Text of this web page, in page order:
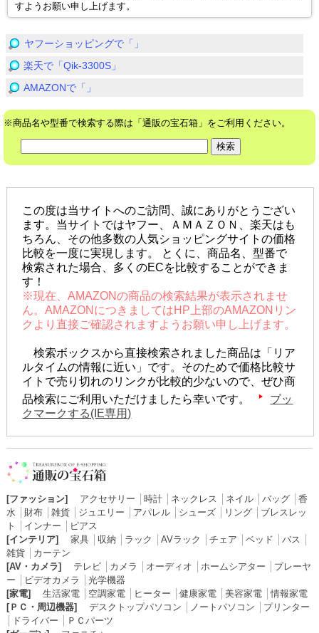
すようお願い申し上げます。
ヤフーショッピングで「」
楽天で「Qik-3300S」
AMAZONで「」
※商品名や型番で検索する際は「通販の宝石箱」をご利用ください。
この度は当サイトへのご訪問、誠にありがとうござい
ます。当サイトではヤフー、ＡＭＡＺＯＮ、楽天はも
ちろん、その他多数の人気ショッピングサイトの価格
比較を一度に実現します。 とくに、商品名、型番で
検索された場合、多くのECを比較することができま
す！
※現在、AMAZONの商品の検索結果が表示されませ
ん。AMAZONにつきましてはHP上部のAMAZONリン
クより直接ご確認されますようお願い申し上げます。
検索ボックスから直接検索されました商品は「リア
ルタイムの情報に近い」です。そのためで価格比較サ
イトで売り切れのリンクが比較的少ないので、ぜひ商
品検索にご利用いただけましたら幸いです。
ブッ
クマークする(IE専用)
[ファッション] アクセサリー 時計│ ネックレス ネイル│ バッグ│ 香
水
財布│ 雑貨│ ジュエリー アパレル│ シューズ│ リング│ ブレスレッ
ト
インナー
ピアス
[インテリア]
家具│ 収納 ラック AVラック チェア ベッド バス
雑貨│ カーテン
[AV・カメラ]
テレビ│ カメラ オーディオ ホームシアター
プレーヤ
ー
ビデオカメラ
光学機器
[家電]
生活家電│ 空調家電│ ヒーター 健康家電│ 美容家電│情報家電
[ＰＣ・周辺機器]
デスクトップパソコン ノートパソコン
プリンター
ドライバー
ＰＣパーツ